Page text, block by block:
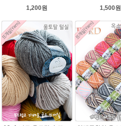
1,200원
1,500원